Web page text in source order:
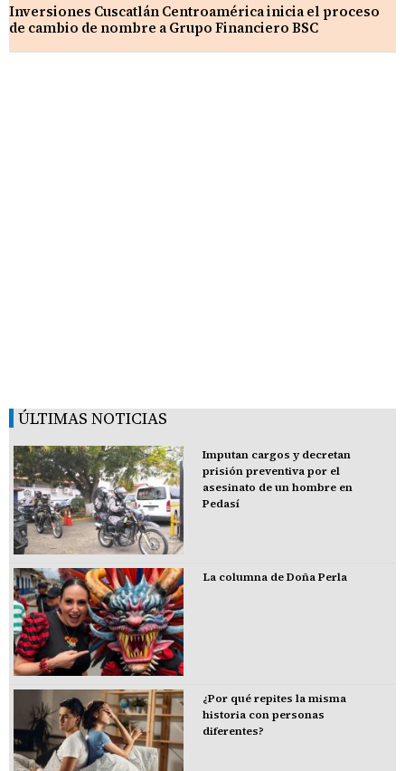
Inversiones Cuscatlán Centroamérica inicia el proceso
de cambio de nombre a Grupo Financiero BSC
ÚLTIMAS NOTICIAS
Imputan cargos y decretan
prisión preventiva por el
asesinato de un hombre en
Pedasí
La columna de Doña Perla
¿Por qué repites la misma
historia con personas
diferentes?